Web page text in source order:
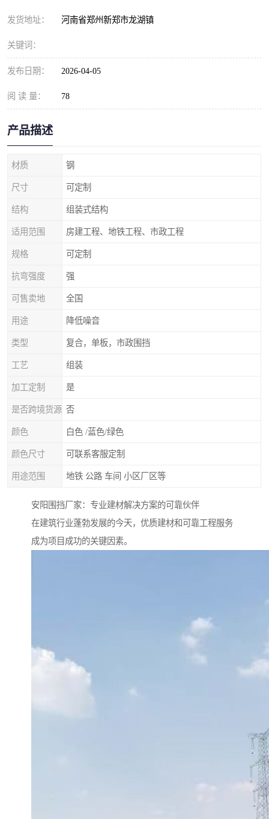
发货地址： 河南省郑州新郑市龙湖镇
关键词：
发布日期： 2026-04-05
阅 读 量： 78
产品描述
材质 钢
尺寸 可定制
结构 组装式结构
适用范围 房建工程、地铁工程、市政工程
规格 可定制
抗弯强度 强
可售卖地 全国
用途 降低噪音
类型 复合，单板，市政围挡
工艺 组装
加工定制 是
是否跨境货源 否
颜色 白色 /蓝色/绿色
颜色尺寸 可联系客服定制
用途范围 地铁 公路 车间 小区厂区等
安阳围挡厂家：专业建材解决方案的可靠伙伴
在建筑行业蓬勃发展的今天，优质建材和可靠工程服务
成为项目成功的关键因素。